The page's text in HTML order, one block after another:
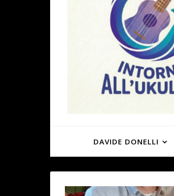
DAVIDE DONELLI